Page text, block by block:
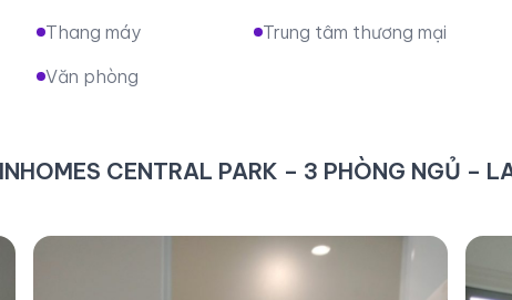
Thang máy
Trung tâm thương mại
Văn phòng
CENTRAL PARK – 3 PHÒNG NGỦ –